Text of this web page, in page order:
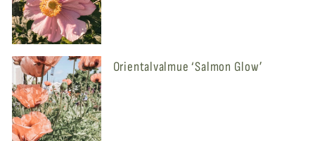
Orientalvalmue ‘Salmon Glow’